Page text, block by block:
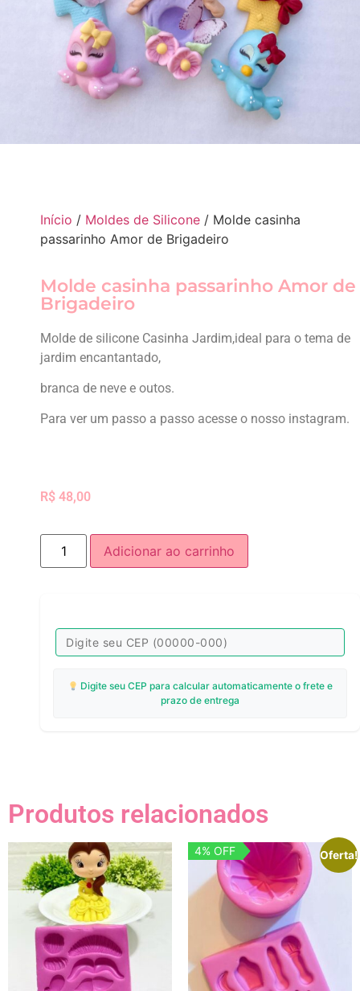
Início / Moldes de Silicone / Molde casinha
passarinho Amor de Brigadeiro
Molde casinha passarinho Amor de
Brigadeiro
Molde de silicone Casinha Jardim,ideal para o tema de
jardim encantantado,
branca de neve e outos.
Para ver um passo a passo acesse o nosso instagram.
R$ 48,00
Adicionar ao carrinho
Digite seu CEP para calcular automaticamente o frete e
prazo de entrega
Produtos relacionados
Oferta!
4% OFF